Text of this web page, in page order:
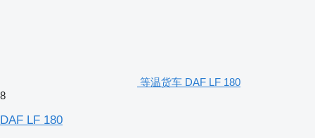
等温货车 DAF LF 180
8
DAF LF 180